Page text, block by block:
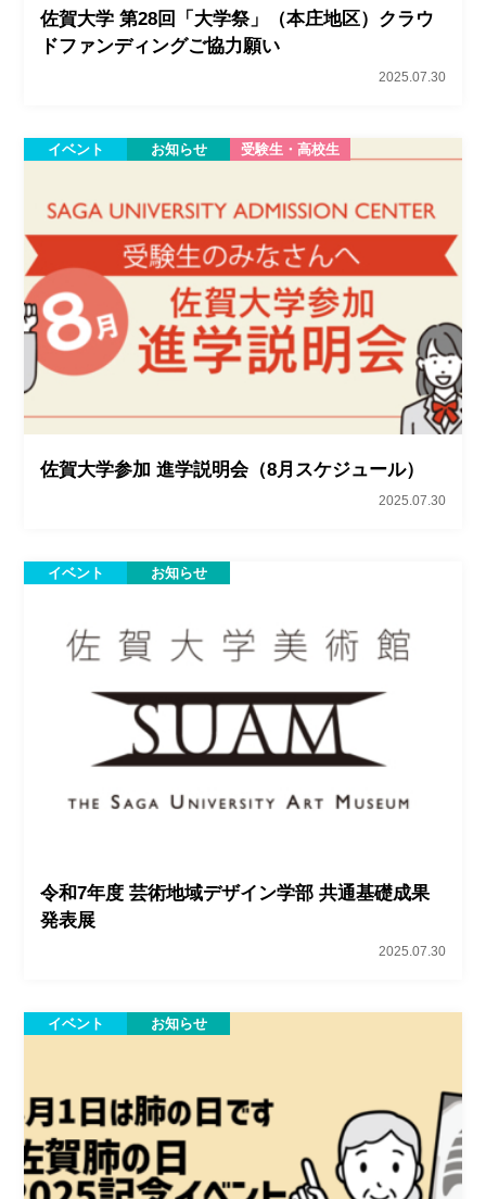
佐賀大学 第28回「大学祭」（本庄地区）クラウ
ドファンディングご協力願い
2025.07.30
イベント お知らせ 受験生・高校生
佐賀大学参加 進学説明会（8月スケジュール）
2025.07.30
イベント お知らせ
令和7年度 芸術地域デザイン学部 共通基礎成果
発表展
2025.07.30
イベント お知らせ